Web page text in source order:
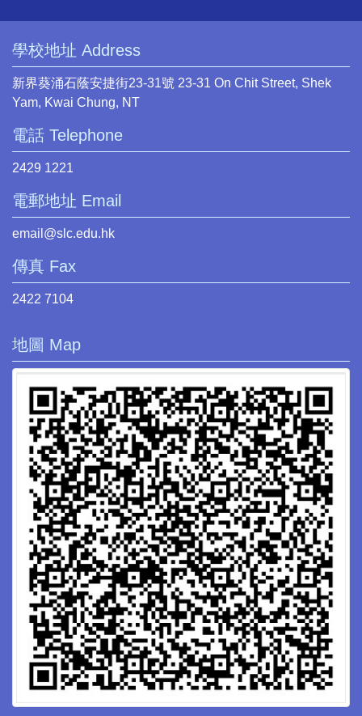
學校地址 Address
新界葵涌石蔭安捷街23-31號 23-31 On Chit Street, Shek
Yam, Kwai Chung, NT
電話 Telephone
2429 1221
電郵地址 Email
email@slc.edu.hk
傳真 Fax
2422 7104
地圖 Map